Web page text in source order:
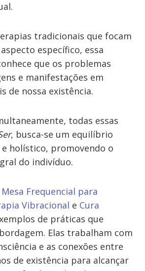
tradicionais que focam
específico, essa
que os problemas
e manifestações em
de nossa existência.
todas essas
, busca-se um equilíbrio
holístico, promovendo o
do indivíduo.
Mesa Frequencial para
Vibracional e Cura
de práticas que
Elas trabalham com
e as conexões entre
de existência para alcançar